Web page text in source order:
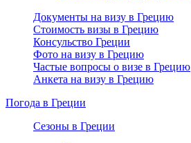
Документы на визу в Грецию
Стоимость визы в Грецию
Консульство Греции
Фото на визу в Грецию
Частые вопросы о визе в Грецию
Анкета на визу в Грецию
Погода в Греции
Сезоны в Греции